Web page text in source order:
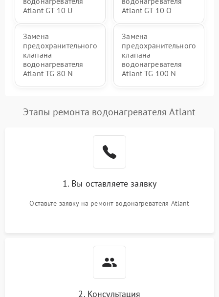
Atlant GT 10 U
Atlant GT 10 O
Замена
предохранительного
клапана
водонагревателя
Atlant TG 80 N
Замена
предохранительного
клапана
водонагревателя
Atlant TG 100 N
Этапы ремонта водонагревателя Atlant
1. Вы оставляете заявку
Оставьте заявку на ремонт водонагревателя Atlant
2. Консультация